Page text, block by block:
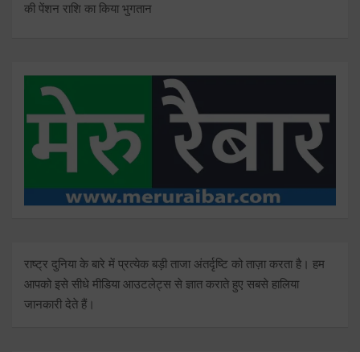
की पेंशन राशि का किया भुगतान
राष्ट्र दुनिया के बारे में प्रत्येक बड़ी ताजा अंतर्दृष्टि को ताज़ा करता है। हम
आपको इसे सीधे मीडिया आउटलेट्स से ज्ञात कराते हुए सबसे हालिया
जानकारी देते हैं।